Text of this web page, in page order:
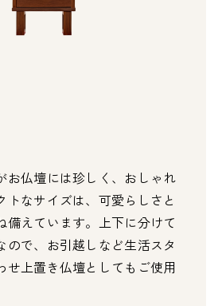
お仏壇には珍しく、おしゃれ
トなサイズは、可愛らしさと
備えています。上下に分けて
ので、お引越しなど生活スタ
せ上置き仏壇としてもご使用